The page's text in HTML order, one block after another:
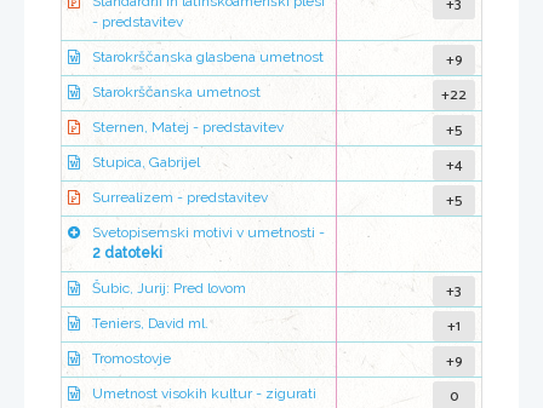
- predstavitev
Starokrščanska glasbena umetnost +9
Starokrščanska umetnost +22
Sternen, Matej - predstavitev +5
Stupica, Gabrijel +4
Surrealizem - predstavitev +5
Svetopisemski motivi v umetnosti -
2 datoteki
Šubic, Jurij: Pred lovom +3
Teniers, David ml. +1
Tromostovje +9
Umetnost visokih kultur - zigurati 0